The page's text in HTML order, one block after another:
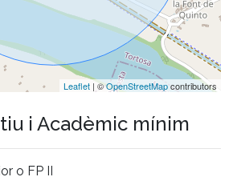
Leaflet | ©OpenStreetMapcontributors
i Acadèmic mínim
o FP II